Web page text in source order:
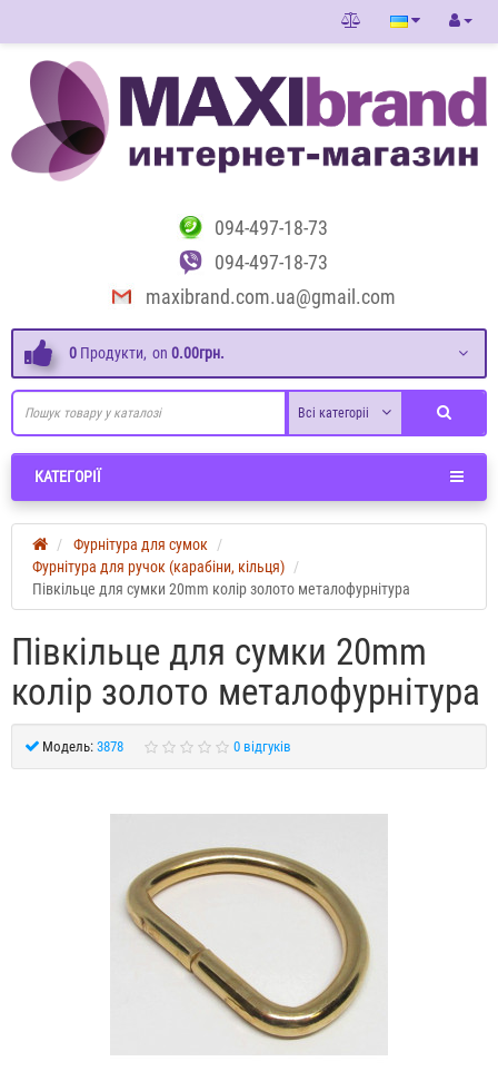
094-497-18-73
094-497-18-73
maxibrand.com.ua@gmail.com
0 Продукти, on 0.00грн.
Всі категоріі
КАТЕГОРІЇ
Фурнітура для сумок
Фурнітура для ручок (карабіни, кільця)
Півкільце для сумки 20mm колір золото металофурнітура
Півкільце для сумки 20mm
колір золото металофурнітура
Модель: 3878 0 відгуків